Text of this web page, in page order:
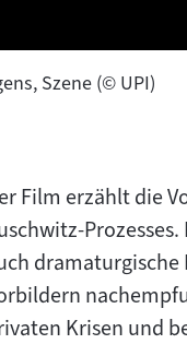
Szene (© UPI)
Film erzählt die
Krisen und